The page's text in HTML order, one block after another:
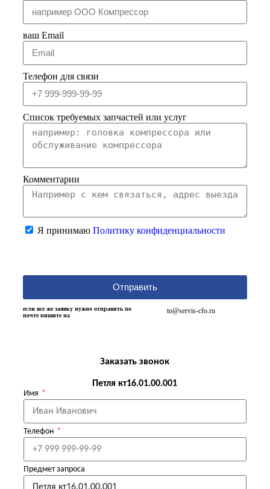
ваш Email
Телефон для связи
Список требуемых запчастей или услуг
Комментарии
Я принимаю Политику конфиденциальности
Отправить
если все же заявку нужно отправить по
почте пишите на
to@servis-cfo.ru
Заказать звонок
Петля кт16.01.00.001
Имя
Телефон
Предмет запроса